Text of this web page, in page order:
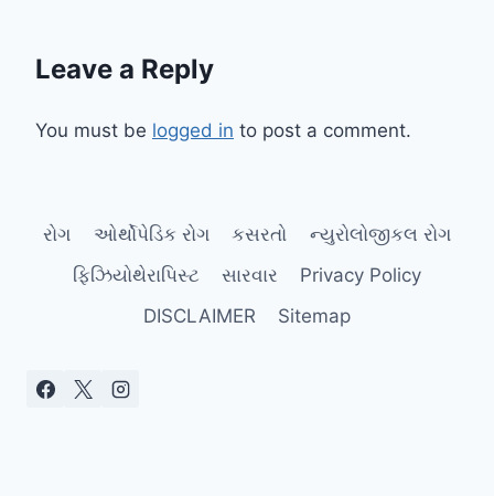
Leave a Reply
You must be logged in to post a comment.
રોગ ઓર્થોપેડિક રોગ કસરતો
ન્યુરોલોજીકલ રોગ
ફિઝિયોથેરાપિસ્ટ
સારવાર
Privacy Policy
DISCLAIMER
Sitemap